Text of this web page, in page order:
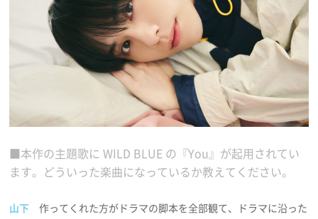
■本作の主題歌に WILD BLUE の『You』が起用されてい
ます。どういった楽曲になっているか教えてください。
山下 作ってくれた方がドラマの脚本を全部観て、ドラマに沿った